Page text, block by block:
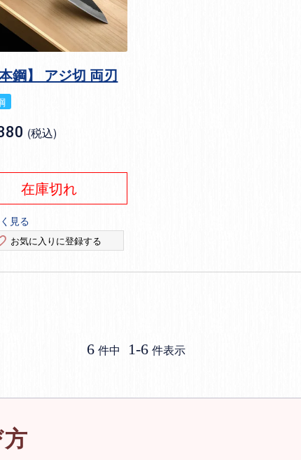
本鋼】 アジ切 両刃
税込
在庫切れ
見る
お気に入りに登録する
6 件中 1-6 件表示